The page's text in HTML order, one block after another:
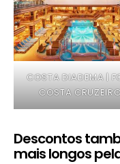
COSTA DIADEMA |
COSTA
Descontos
mais longos